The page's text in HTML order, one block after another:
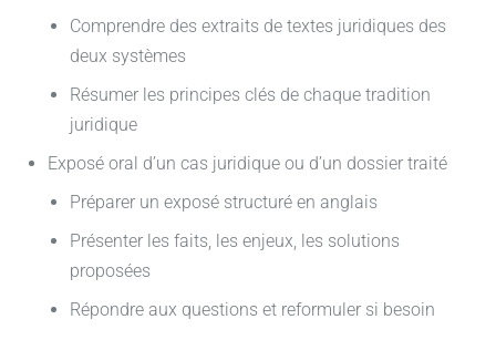
Comprendre des extraits de textes juridiques des
deux systèmes
Résumer les principes clés de chaque tradition
juridique
Exposé oral d’un cas juridique ou d’un dossier traité
Préparer un exposé structuré en anglais
Présenter les faits, les enjeux, les solutions
proposées
Répondre aux questions et reformuler si besoin